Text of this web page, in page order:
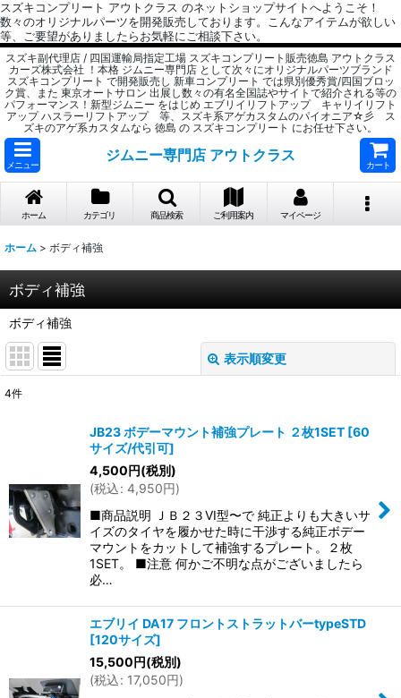
スズキコンプリート アウトクラス のネットショップサイトへようこそ！
数々のオリジナルパーツを開発販売しております。こんなアイテムが欲しい
等、ご要望がありましたらお気軽にご相談下さい。
スズキ副代理店 / 四国運輸局指定工場 スズキコンプリート販売徳島 アウトクラス
カーズ株式会社 ！本格 ジムニー専門店 として次々にオリジナルパーツブランド
スズキコンプリート で開発販売し 新車コンプリート では県別優秀賞/四国ブロッ
ク賞、また 東京オートサロン 出展し数々の有名全国誌やサイトで紹介される等の
パフォーマンス！新型ジムニー をはじめ エブリイリフトアップ キャリイリフト
アップ ハスラーリフトアップ 等、スズキ系アゲカスタムのパイオニア☆彡 ス
ズキのアゲ系カスタムなら 徳島 の スズキコンプリート にお任せ下さい。
メニュー
ジムニー専門店 アウトクラス
カート
ホーム カテゴリ 商品検索 ご利用案内 マイページ
ホーム > ボディ補強
ボディ補強
ボディ補強
表示順変更
絞り込む
4件
JB23 ボデーマウント補強プレート ２枚1SET [60
サイズ/代引可]
4,500円(税別)
(税込: 4,950円)
■商品説明 ＪＢ２３VI型〜で 純正よりも大きいサ
イズのタイヤを履かせた時に干渉する純正ボデー
マウントをカットして補強するプレート。２枚
1SET。 ■注意 何かご不明な点がございましたら
必…
エブリイ DA17 フロントストラットバーtypeSTD
[120サイズ]
15,500円(税別)
(税込: 17,050円)